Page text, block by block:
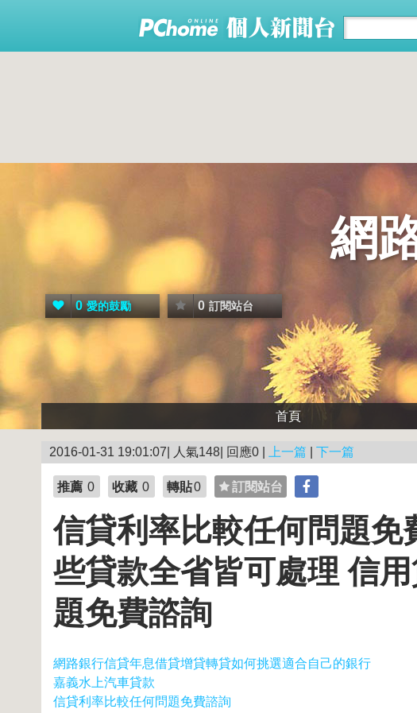
網
0 愛的鼓勵 0 訂閱站台
首頁
2016-01-31 19:01:07| 人氣148| 回應0 | 上一篇 下一篇
推薦 0 收藏 0 轉貼0 訂閱站台
信貸利率比較任何問題
些貸款全省皆可處理 信
題免費諮詢
網路銀行信貸年息借貸增貸轉貸如何挑選適合自己的銀行
嘉義水上汽車貸款
信貸利率比較任何問題免費諮詢